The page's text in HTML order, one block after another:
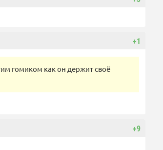
+1
гомиком как он держит своё
+9